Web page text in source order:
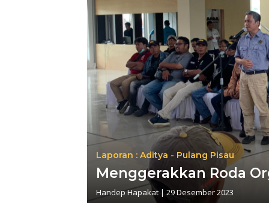
Laporan : Aditya - Pulang Pisau
Menggerakkan Roda
Handep Hapakat | 29 Desember 2023